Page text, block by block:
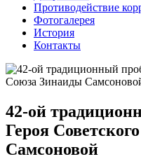
Противодействие
Фотогалерея
История
Контакты
42-ой
Героя
Самсоновой